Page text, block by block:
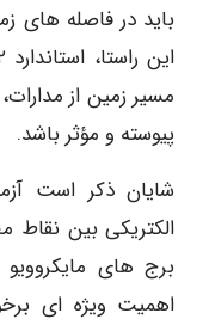
باید در فاصله های
مسیر زمین از
پیوسته و مؤثر باشد.
شایان ذکر است
الکتریکی بین
برج های
اهمیت ویژه ای